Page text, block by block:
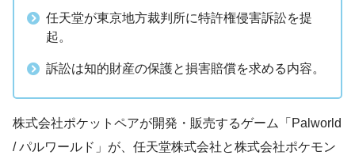
任天堂が東京地方裁判所に特許権侵害訴訟を提
起。
訴訟は知的財産の保護と損害賠償を求める内容。
株式会社ポケットペアが開発・販売するゲーム「Palworld
/ パルワールド」が、任天堂株式会社と株式会社ポケモン